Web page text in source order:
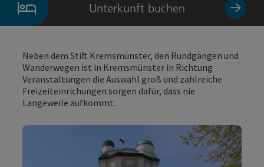
Unterkunft buchen
Neben dem Stift Kremsmünster, den Rundgängen und
Wanderwegen ist in Kremsmünster in Richtung
Veranstaltungen die Auswahl groß und zahlreiche
Freizeiteinrichungen sorgen dafür, dass nie
Langeweile aufkommt.